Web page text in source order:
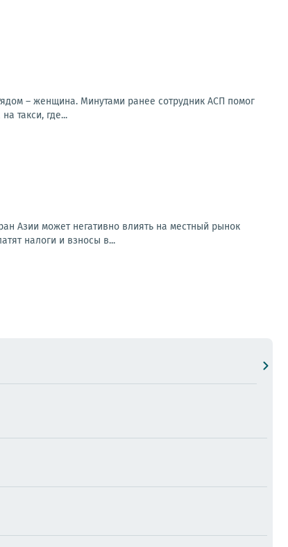
– женщина. Минутами ранее сотрудник АСП помог
такси, где...
Азии может негативно влиять на местный рынок
налоги и взносы в...